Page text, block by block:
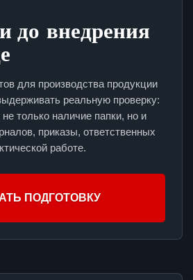
до внедрения
для производства продукции
реальную проверку:
только наличие папки, но и
приказы, ответственных
работе.
ПОДГОТОВКУ